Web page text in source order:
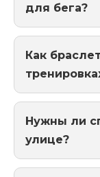
для бега?
Как
Нужны ли
улице?